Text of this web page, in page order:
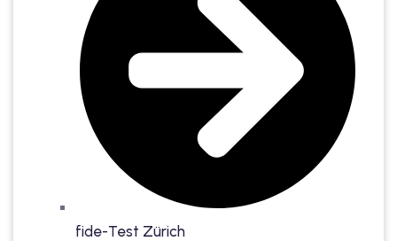
fide-Test Zürich